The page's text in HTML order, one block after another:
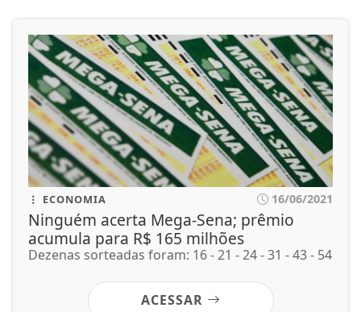
ECONOMIA 16/06/2021
Ninguém acerta Mega-Sena; prêmio
acumula para R$ 165 milhões
Dezenas sorteadas foram: 16 - 21 - 24 - 31 - 43 - 54
ACESSAR